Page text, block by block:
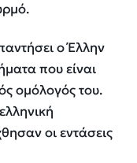
ο Έλλην
που είναι
ομόλογός του.
οι εντάσεις